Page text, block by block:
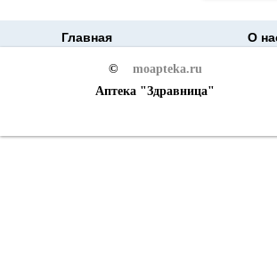
Главная О
©
moapteka.ru
Аптека "Здравница"